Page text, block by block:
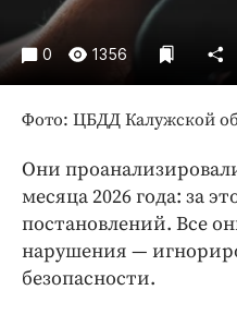
Издания
Медиаперсона
Клиника года
Работодатель
0 1356
Фото: ЦБДД Калужской
Они
месяца 2026 года: за
постановлений. Все
нарушения —
безопасности.